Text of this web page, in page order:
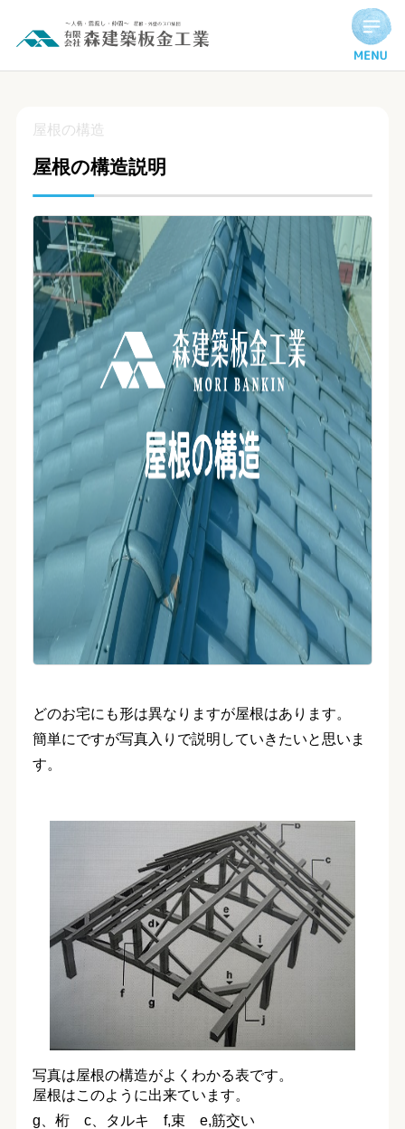
屋根の構造説明
屋根の構造
屋根の構造説明
どのお宅にも形は異なりますが屋根はあります。
簡単にですが写真入りで説明していきたいと思いま
す。
写真は屋根の構造がよくわかる表です。
屋根はこのように出来ています。
g、桁 c、タルキ f,束 e,筋交い